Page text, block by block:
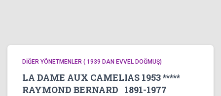
DİĞER YÖNETMENLER ( 1939 DAN EVVEL DOĞMUŞ)
LA DAME AUX CAMELIAS 1953 *****
RAYMOND BERNARD 1891-1977